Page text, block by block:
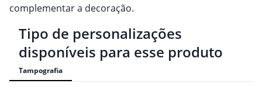
complementar a decoração.
Tipo de personalizações
disponíveis para esse produto
Tampografia